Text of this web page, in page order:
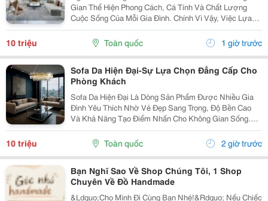
Gian Thể Hiện Phong Cách, Cá Tính Và Chất Lượng
Cuộc Sống Của Mỗi Gia Đình. Chính Vì Vậy, Việc Lựa
Chọn Nội Thất Xinh Đang Trở Thành Xu Hướng Được
Nhiều Người Quan Tâm Khi Muốn Biến Không Gian
Sống Trở...
10 triệu Toàn quốc 1 giờ trước
Sofa Da Hiện Đại-Sự Lựa Chọn Đẳng Cấp Cho
Phòng Khách
Sofa Da Hiện Đại Là Dòng Sản Phẩm Được Nhiều Gia
Đình Yêu Thích Nhờ Vẻ Đẹp Sang Trọng, Độ Bền Cao
Và Khả Năng Tạo Điểm Nhấn Cho Không Gian Sống.
Với Thiết Kế Tinh Tế Cùng Chất Liệu Da Cao Cấp, Sofa
Không Chỉ Mang Lại Cảm Giác Thoải Mái Mà Còn Thể...
10 triệu Toàn quốc 2 giờ trước
Bạn Nghĩ Sao Về Shop Chúng Tôi, 1 Shop
Chuyên Về Đồ Handmade
&Ldquo;Cho Mình Đi Cùng Bạn Nhé!&Rdquo; Nếu Chiếc